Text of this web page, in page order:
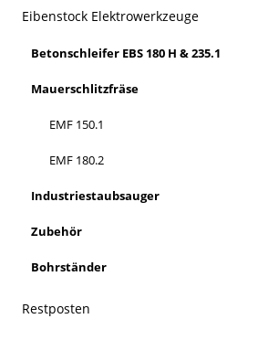
Eibenstock Elektrowerkzeuge
Betonschleifer EBS 180 H & 235.1
Mauerschlitzfräse
EMF 150.1
EMF 180.2
Industriestaubsauger
Zubehör
Bohrständer
Restposten